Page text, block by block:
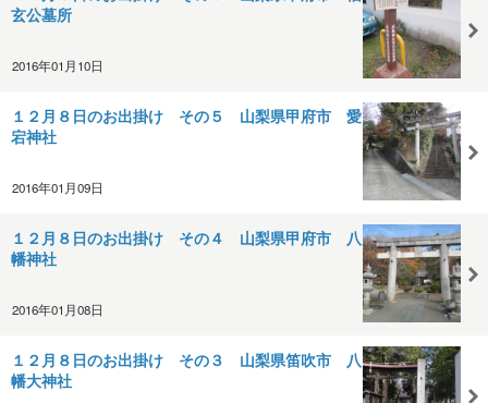
玄公墓所
2016年01月10日
１２月８日のお出掛け その５ 山梨県甲府市 愛
宕神社
2016年01月09日
１２月８日のお出掛け その４ 山梨県甲府市 八
幡神社
2016年01月08日
１２月８日のお出掛け その３ 山梨県笛吹市 八
幡大神社